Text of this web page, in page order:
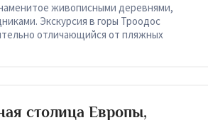
живописными деревнями,
Экскурсия в горы Троодос
отличающийся от пляжных
столица Европы,